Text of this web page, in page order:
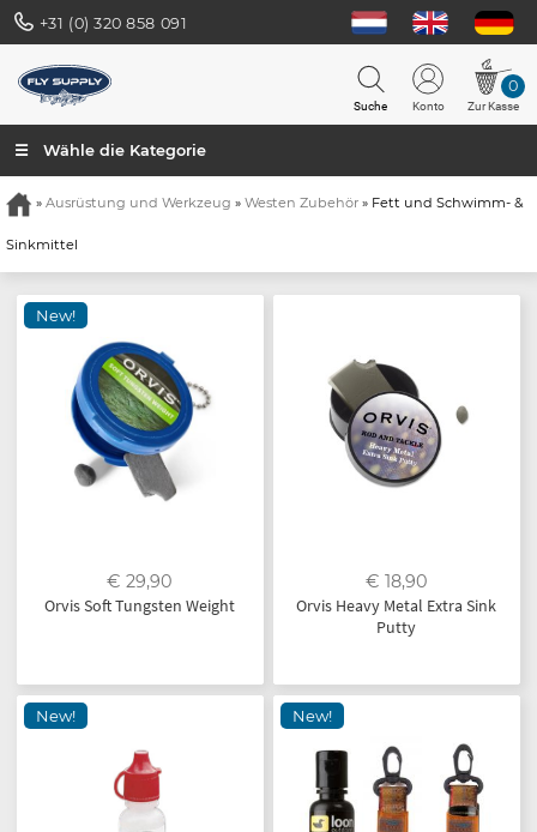
+31 (0) 320 858 091
Suche Konto Zur Kasse
0
☰ Wähle die Kategorie
» Ausrüstung und Werkzeug » Westen Zubehör » Fett und Schwimm- &
Sinkmittel
New!
€ 29,90
Orvis Soft Tungsten Weight
€ 18,90
Orvis Heavy Metal Extra Sink
Putty
New! New!